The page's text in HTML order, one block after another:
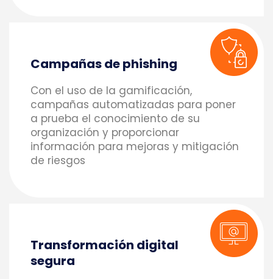
Campañas de phishing
Con el uso de la gamificación,
campañas automatizadas para poner
a prueba el conocimiento de su
organización y proporcionar
información para mejoras y mitigación
de riesgos
Transformación digital
segura